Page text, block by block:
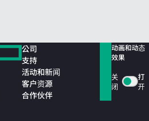
公司
支持
活动和新闻
客户资源
合作伙伴
动画和动态
效果
关
闭
打
开